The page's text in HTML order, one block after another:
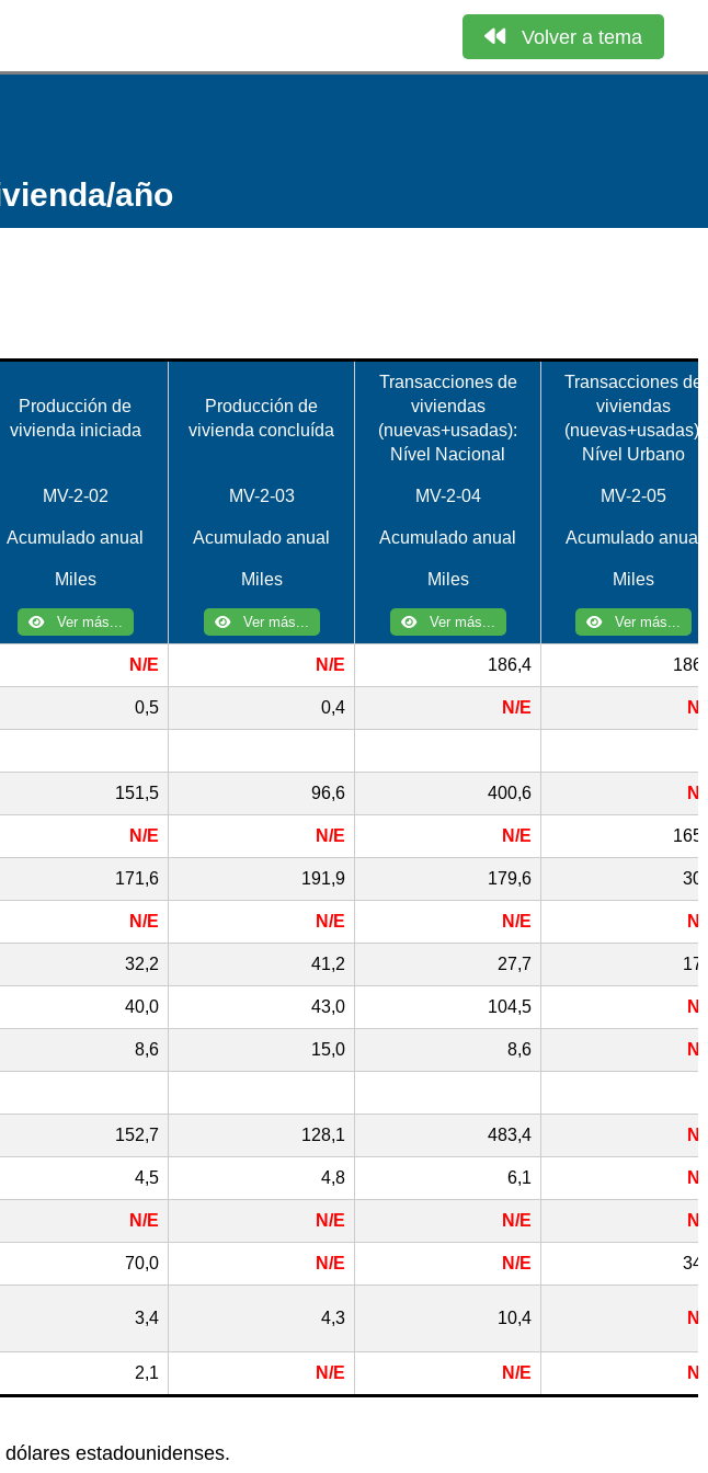
Volver a tema
año
Producción de
vivienda iniciada
Producción de
vivienda concluída
Transacciones de
viviendas
(nuevas+usadas):
Nível Nacional
Transacciones de
viviendas
(nuevas+usadas):
Nível Urbano
MV-2-02 MV-2-03 MV-2-04 MV-2-05
Acumulado anual Acumulado anual Acumulado anual Acumulado anual
Miles Miles Miles Miles
Ver más... Ver más... Ver más... Ver más...
N/E N/E 186,4
0,5 0,4 N/E
151,5 96,6 400,6
N/E N/E N/E
171,6 191,9 179,6
N/E N/E N/E
32,2 41,2 27,7
40,0 43,0 104,5
8,6 15,0 8,6
152,7 128,1 483,4
4,5 4,8 6,1
N/E N/E N/E
70,0 N/E N/E
3,4 4,3 10,4
2,1 N/E N/E
estadounidenses.